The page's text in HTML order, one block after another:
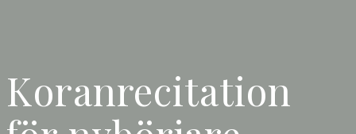
Koranrecitation